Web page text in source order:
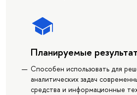
Планируемые
Способен использовать для
аналитических задач
средства и информационные